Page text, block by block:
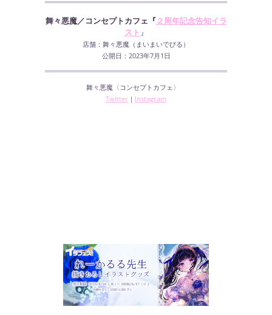
舞々悪魔／コンセプトカフェ『 ２周年記念告知イラ
スト 』
店舗：舞々悪魔（まいまいでびる）
公開日：2023年7月1日
舞々悪魔〈コンセプトカフェ〉
Twitter ｜ Instagram